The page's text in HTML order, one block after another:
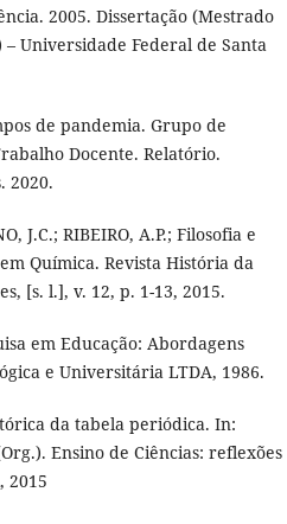
2005. Dissertação (Mestrado
Universidade Federal de Santa
de pandemia. Grupo de
Docente. Relatório.
2020.
J.C.; RIBEIRO, A.P.; Filosofia e
Química. Revista História da
[s. l.], v. 12, p. 1-13, 2015.
em Educação: Abordagens
e Universitária LTDA, 1986.
da tabela periódica. In:
Ensino de Ciências: reflexões
2015